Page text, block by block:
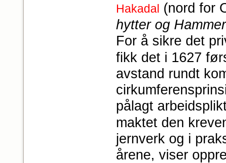
Hakadal (nord for
hytter og
For å sikre det
fikk det i 1627
avstand rundt
pålagt
maktet den
jernverk og i
årene, viser